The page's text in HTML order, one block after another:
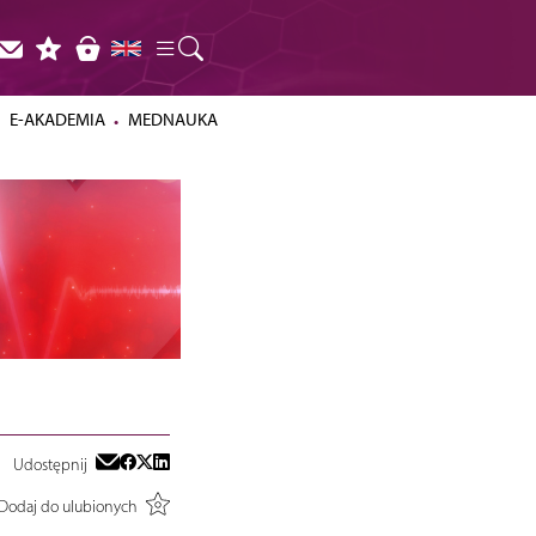
E-AKADEMIA MEDNAUKA
Udostępnij
do ulubionych